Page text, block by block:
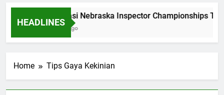
HEADLINES
Dominasi Nebraska Inspector Championships
2 Bulan Ago
Home Tips Gaya Kekinian